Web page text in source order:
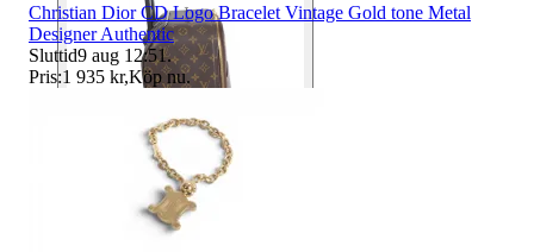
Christian Dior CD Logo Bracelet Vintage Gold tone Metal
Designer Authentic
Sluttid9 aug 12:51.
Pris:1 935 kr,Köp nu.